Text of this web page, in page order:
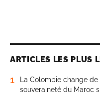
ARTICLES LES PLUS
1
La Colombie change
souveraineté du Maroc